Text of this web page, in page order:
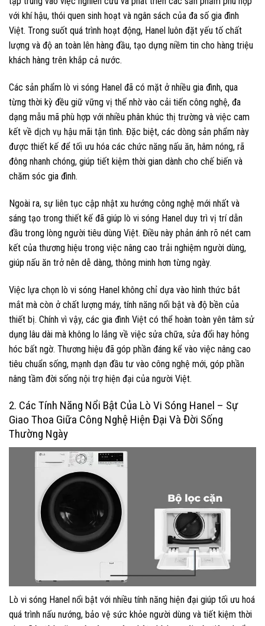
với khí hậu, thói quen sinh hoạt và ngân sách của đa số gia đình
Việt. Trong suốt quá trình hoạt động, Hanel luôn đặt yếu tố chất
lượng và độ an toàn lên hàng đầu, tạo dựng niềm tin cho hàng triệu
khách hàng trên khắp cả nước.
Các sản phẩm lò vi sóng Hanel đã có mặt ở nhiều gia đình, qua
từng thời kỳ đều giữ vững vị thế nhờ vào cải tiến công nghệ, đa
dạng mẫu mã phù hợp với nhiều phân khúc thị trường và việc cam
kết về dịch vụ hậu mãi tận tình. Đặc biệt, các dòng sản phẩm này
được thiết kế để tối ưu hóa các chức năng nấu ăn, hâm nóng, rã
đông nhanh chóng, giúp tiết kiệm thời gian dành cho chế biến và
chăm sóc gia đình.
Ngoài ra, sự liên tục cập nhật xu hướng công nghệ mới nhất và
sáng tạo trong thiết kế đã giúp lò vi sóng Hanel duy trì vị trí dẫn
đầu trong lòng người tiêu dùng Việt. Điều này phản ánh rõ nét cam
kết của thương hiệu trong việc nâng cao trải nghiệm người dùng,
giúp nấu ăn trở nên dễ dàng, thông minh hơn từng ngày.
Việc lựa chọn lò vi sóng Hanel không chỉ dựa vào hình thức bắt
mắt mà còn ở chất lượng máy, tính năng nổi bật và độ bền của
thiết bị. Chính vì vậy, các gia đình Việt có thể hoàn toàn yên tâm sử
dụng lâu dài mà không lo lắng về việc sửa chữa, sửa đổi hay hỏng
hóc bất ngờ. Thương hiệu đã góp phần đáng kể vào việc nâng cao
tiêu chuẩn sống, mạnh dạn đầu tư vào công nghệ mới, góp phần
nâng tầm đời sống nội trợ hiện đại của người Việt.
2. Các Tính Năng Nổi Bật Của Lò Vi Sóng Hanel – Sự
Giao Thoa Giữa Công Nghệ Hiện Đại Và Đời Sống
Thường Ngày
Lò vi sóng Hanel nổi bật với nhiều tính năng hiện đại giúp tối ưu hoá
quá trình nấu nướng, bảo vệ sức khỏe người dùng và tiết kiệm thời